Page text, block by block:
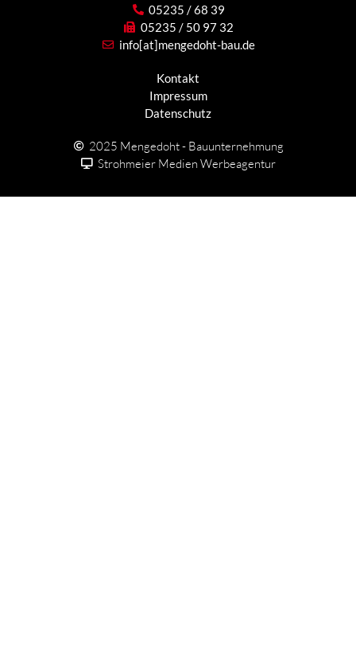
05235 / 68 39
05235 / 50 97 32
info[at]mengedoht-bau.de
Kontakt
Impressum
Datenschutz
2025 Mengedoht - Bauunternehmung
Strohmeier Medien Werbeagentur